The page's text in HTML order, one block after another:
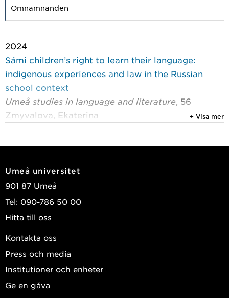
Omnämnanden
2024
Sámi children’s right to learn their language:
indigenous experiences and law in the Russian
school context
Umeå studies in language and literature , 56
Zmyvalova, Ekaterina
Rights
, Brill Nijhoff 2024, Vol. 31, (5) : 805-845
Zmyvalova, Ekaterina Andreyevna
2023
supports Sámi activist from Russia in having his
asylum case processed in Norway
Arctic Review on Law and Politics
Damm Akademisk 2023, Vol. 14 : 107-111
+ Visa mer
Umeå universitet
901 87 Umeå
Tel: 090-786 50 00
Hitta till oss
Kontakta oss
Press och media
Institutioner och enheter
Ge en gåva